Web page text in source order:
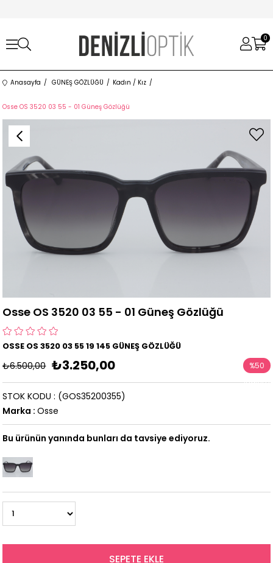
0
Anasayfa GÜNEŞ GÖZLÜĞÜ Kadın / Kız
Osse OS 3520 03 55 - 01 Güneş Gözlüğü
Osse OS 3520 03 55 - 01 Güneş Gözlüğü
OSSE OS 3520 03 55 19 145 GÜNEŞ GÖZLÜĞÜ
₺6.500,00 ₺3.250,00 %50
İndirim
(GOS35200355)
STOK KODU
Marka : Osse
Bu ürünün yanında bunları da tavsiye ediyoruz.